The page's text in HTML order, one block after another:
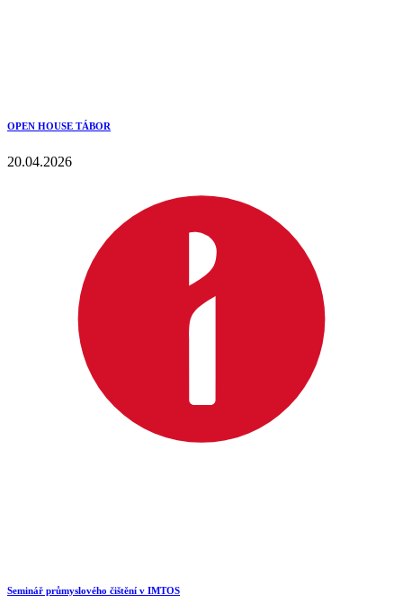
OPEN HOUSE TÁBOR
20.04.2026
Seminář průmyslového čištění v IMTOS